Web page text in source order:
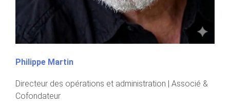
Philippe Martin
Directeur des opérations et administration | Associé &
Cofondateur